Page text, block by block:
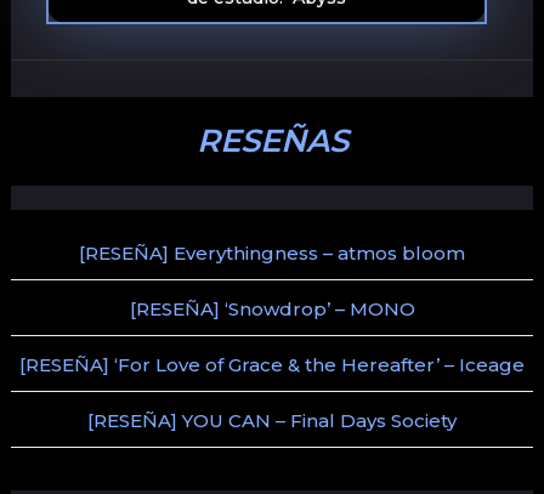
RESEÑAS
[RESEÑA] Everythingness – atmos bloom
[RESEÑA] ‘Snowdrop’ – MONO
[RESEÑA] ‘For Love of Grace & the Hereafter’ – Iceage
[RESEÑA] YOU CAN – Final Days Society